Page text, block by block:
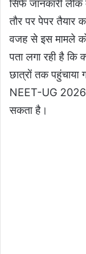
सिर्फ जानकारी
तौर पर पेपर तैयार
वजह से इस मामले को
पता लगा रही है कि
छात्रों तक पहुंचाया
NEET-UG 2026
सकता है।